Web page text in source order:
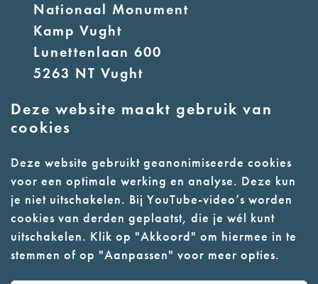
Deze website maakt gebruik van
cookies
Deze website gebruikt geanonimiseerde cookies
voor een optimale werking en analyse. Deze kun
je niet uitschakelen. Bij YouTube-video’s worden
cookies van derden geplaatst, die je wél kunt
uitschakelen. Klik op "Akkoord" om hiermee in te
stemmen of op "Aanpassen" voor meer opties.
Nationaal Monument
Kamp Vught
Lunettenlaan 600
5263 NT Vught
E:info@nmkampvught.nl
- Parkeer in de vakken of in de
parkeergarage (begane grond)
- Alleen geleidehonden
toegestaan